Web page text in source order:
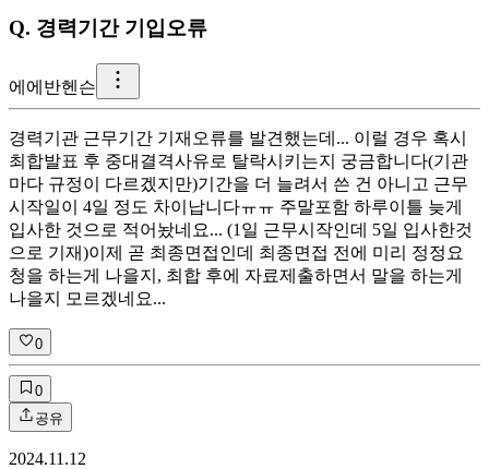
Q. 경력기간 기입오류
에 에반헨슨
경력기관 근무기간 기재오류를 발견했는데... 이럴 경우 혹시
최합발표 후 중대결격사유로 탈락시키는지 궁금합니다(기관
마다 규정이 다르겠지만) ​ 기간을 더 늘려서 쓴 건 아니고 근무
시작일이 4일 정도 차이납니다ㅠㅠ 주말포함 하루이틀 늦게
입사한 것으로 적어놨네요... (1일 근무시작인데 5일 입사한것
으로 기재) ​ 이제 곧 최종면접인데 최종면접 전에 미리 정정요
청을 하는게 나을지, 최합 후에 자료제출하면서 말을 하는게
나을지 모르겠네요...
0
0
공유
2024.11.12